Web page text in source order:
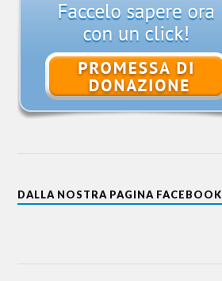
DALLA NOSTRA PAGINA FACEBOOK